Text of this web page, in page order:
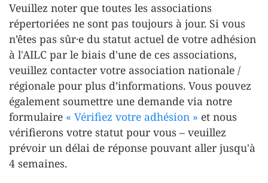
Veuillez noter que toutes les associations
répertoriées ne sont pas toujours à jour. Si vous
n’êtes pas sûr·e du statut actuel de votre adhésion
à l'AILC par le biais d'une de ces associations,
veuillez contacter votre association nationale /
régionale pour plus d’informations. Vous pouvez
également soumettre une demande via notre
formulaire « Vérifiez votre adhésion » et nous
vérifierons votre statut pour vous – veuillez
prévoir un délai de réponse pouvant aller jusqu'à
4 semaines.